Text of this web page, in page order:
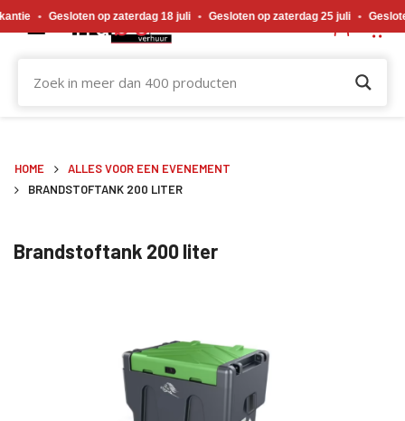
• Gesloten op zaterdag 18 juli • Gesloten op zaterdag 25 juli •
HOME
ALLES VOOR EEN EVENEMENT
BRANDSTOFTANK 200 LITER
Brandstoftank 200 liter